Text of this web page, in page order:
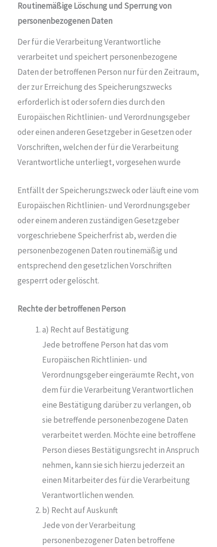
Routinemäßige Löschung und Sperrung von
personenbezogenen Daten
Der für die Verarbeitung Verantwortliche
verarbeitet und speichert personenbezogene
Daten der betroffenen Person nur für den Zeitraum,
der zur Erreichung des Speicherungszwecks
erforderlich ist oder sofern dies durch den
Europäischen Richtlinien- und Verordnungsgeber
oder einen anderen Gesetzgeber in Gesetzen oder
Vorschriften, welchen der für die Verarbeitung
Verantwortliche unterliegt, vorgesehen wurde
Entfällt der Speicherungszweck oder läuft eine vom
Europäischen Richtlinien- und Verordnungsgeber
oder einem anderen zuständigen Gesetzgeber
vorgeschriebene Speicherfrist ab, werden die
personenbezogenen Daten routinemäßig und
entsprechend den gesetzlichen Vorschriften
gesperrt oder gelöscht.
Rechte der betroffenen Person
a) Recht auf Bestätigung
Jede betroffene Person hat das vom
Europäischen Richtlinien- und
Verordnungsgeber eingeräumte Recht, von
dem für die Verarbeitung Verantwortlichen
eine Bestätigung darüber zu verlangen, ob
sie betreffende personenbezogene Daten
verarbeitet werden. Möchte eine betroffene
Person dieses Bestätigungsrecht in Anspruch
nehmen, kann sie sich hierzu jederzeit an
einen Mitarbeiter des für die Verarbeitung
Verantwortlichen wenden.
b) Recht auf Auskunft
Jede von der Verarbeitung
personenbezogener Daten betroffene